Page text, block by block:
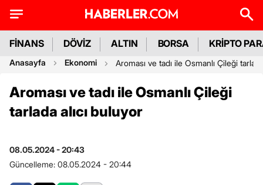
FİNANS DÖVİZ ALTIN BORSA KRİPTO
Anasayfa Ekonomi Aroması ve tadı ile Osmanlı Çileği
Aroması ve tadı ile Osmanlı Çileği
tarlada alıcı buluyor
08.05.2024 - 20:43
Güncelleme: 08.05.2024 - 20:44